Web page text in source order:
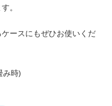
。
ースにもぜひお使いくだ
み時)